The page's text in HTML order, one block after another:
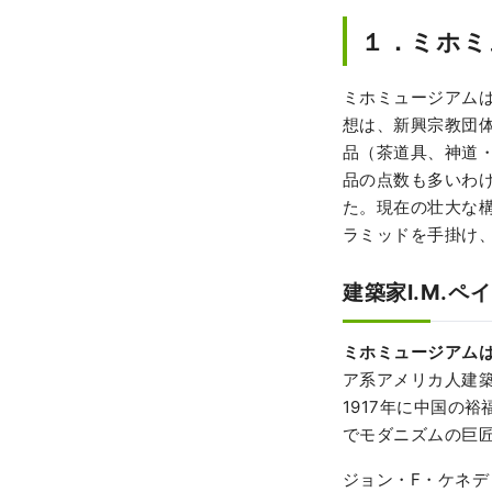
１．ミホ
ミホミュージアム
想は、新興宗教団
品（茶道具、神道
品の点数も多いわ
た。現在の壮大な
ラミッドを手掛け
建築家I.M.ペ
ミホミュージアム
ア系アメリカ人建
1917年に中国の裕
でモダニズムの巨
ジョン・F・ケネ